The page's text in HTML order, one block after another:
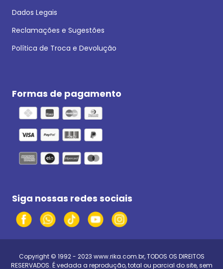
Dados Legais
Reclamações e Sugestões
Política de Troca e Devolução
Formas de pagamento
Siga nossas redes sociais
Copyright © 1992 - 2023 www.rika.com.br, TODOS OS DIREITOS
RESERVADOS. É vedada a reprodução, total ou parcial do site, sem